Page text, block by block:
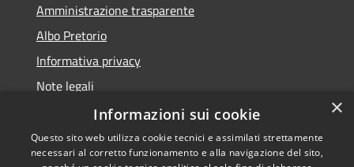
Amministrazione trasparente
Albo Pretorio
Informativa privacy
Note legali
Dichiarazione di accessibilità
×
Informazioni sui cookie
Questo sito web utilizza cookie tecnici e assimilati strettamente
necessari al corretto funzionamento e alla navigazione del sito,